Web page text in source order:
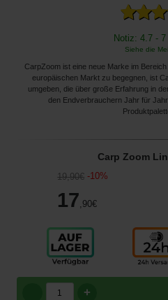
Notiz: 4.7 -
Siehe die
CarpZoom ist eine neue Marke im
europäischen Markt zu begegnen, ist
umgeben, die über große Erfahrung in
den Endverbrauchern Jahr für
Carp Zoom
19,90€ -10%
17 ,90€
+